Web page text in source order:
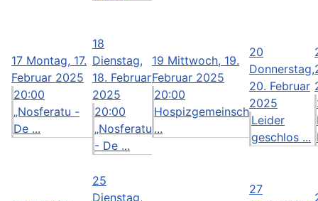
17 Montag, 17.
Februar 2025
20:00
„Nosferatu -
De ...
18
Dienstag,
18. Februar
2025
20:00
„Nosferatu
- De ...
19 Mittwoch, 19.
Februar 2025
20:00
Hospizgemeinsch
...
20
Donnerstag,
20. Februar
2025
Leider
geschlos ...
25
Dienstag,
27